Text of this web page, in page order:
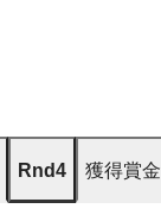
Rnd4 獲得賞金